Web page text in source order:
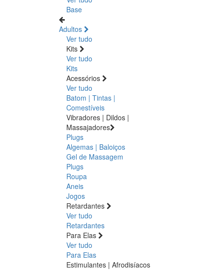
Base
Adultos
Ver tudo
Kits
Ver tudo
Kits
Acessórios
Ver tudo
Batom | Tintas |
Comestíveis
Vibradores | Dildos |
Massajadores
Plugs
Algemas | Baloiços
Gel de Massagem
Plugs
Roupa
Aneis
Jogos
Retardantes
Ver tudo
Retardantes
Para Elas
Ver tudo
Para Elas
Estimulantes | Afrodisíacos